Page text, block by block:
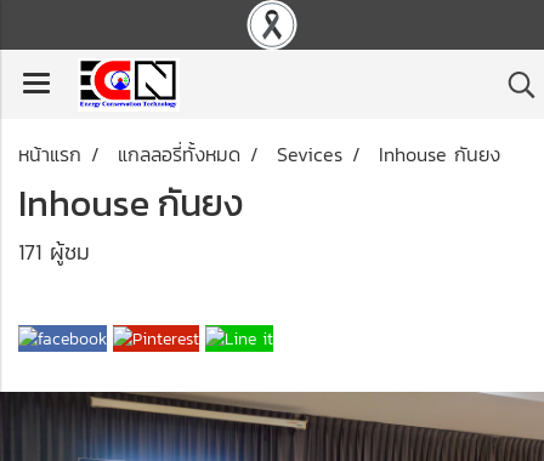
หน้าแรก แกลลอรี่ทั้งหมด Sevices Inhouse กันยง
Inhouse กันยง
171 ผู้ชม